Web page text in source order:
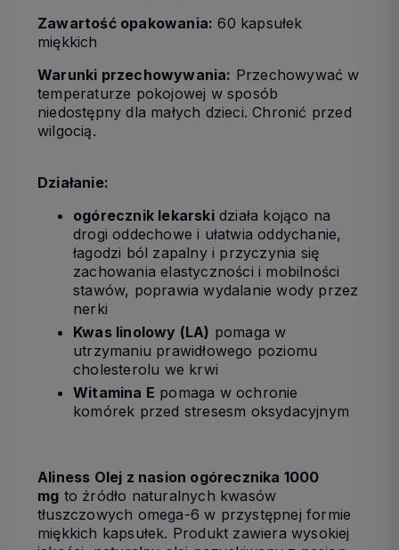
Zawartość opakowania: 60 kapsułek
miękkich
Warunki przechowywania: Przechowywać w
temperaturze pokojowej w sposób
niedostępny dla małych dzieci. Chronić przed
wilgocią.
Działanie:
ogórecznik lekarskidziała kojąco na
drogi oddechowe i ułatwia oddychanie,
łagodzi ból zapalny i przyczynia się
zachowania elastyczności i mobilności
stawów, poprawia wydalanie wody przez
nerki
Kwas linolowy (LA) pomaga w
utrzymaniu prawidłowego poziomu
cholesterolu we krwi
Witamina E pomaga w ochronie
komórek przed stresesm oksydacyjnym
Aliness Olej z nasion ogórecznika 1000
mg to źródło naturalnych kwasów
tłuszczowych omega-6 w przystępnej formie
miękkich kapsułek. Produkt zawiera wysokiej